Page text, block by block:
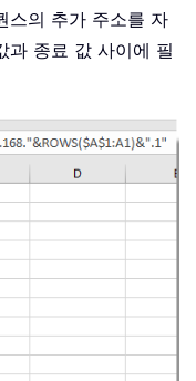
스의 추가 주소를 자
과 종료 값 사이에 필